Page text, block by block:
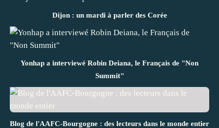
Dijon : un mardi à parler des Corée
Yonhap a interviewé Robin Deiana, le Français de "Non
Summit"
Blog de l'AAFC-Bourgogne : des lecteurs dans le monde entier